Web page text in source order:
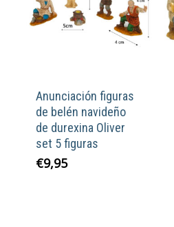
Anunciación figuras
de belén navideño
de durexina Oliver
set 5 figuras
€9,95